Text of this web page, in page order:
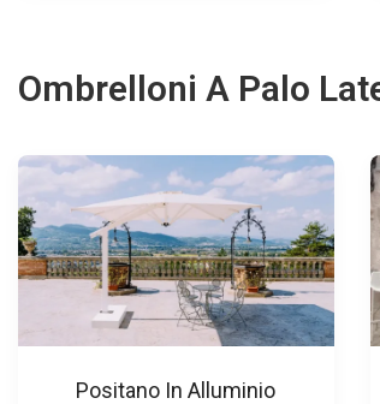
Ombrelloni A Palo
Positano In Alluminio